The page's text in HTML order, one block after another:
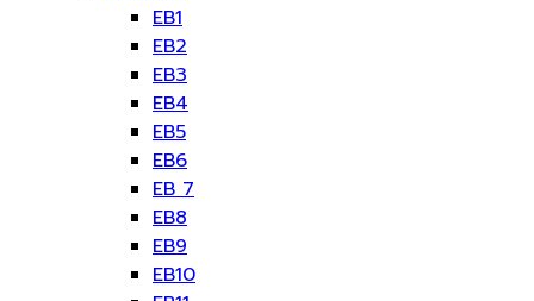
EB1
EB2
EB3
EB4
EB5
EB6
EB 7
EB8
EB9
EB10